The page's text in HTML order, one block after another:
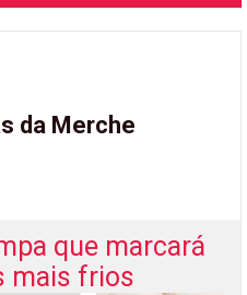
da Merche
que marcará
mais frios